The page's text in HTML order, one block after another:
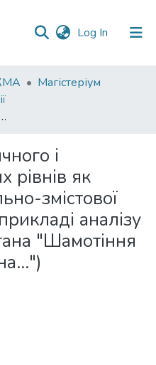
Log In (current)
Магістеріум
(на прикладі аналізу вірша Юрія Дарагана "Шамотіння шамшаве, шипшина...")
і
рівнів як
змістової
аналізу
"Шамотіння